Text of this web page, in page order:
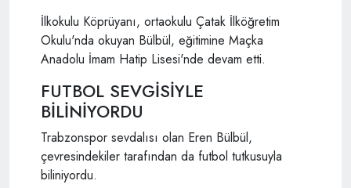
İlkokulu Köprüyanı, ortaokulu Çatak İlköğretim
Okulu'nda okuyan Bülbül, eğitimine Maçka
Anadolu İmam Hatip Lisesi'nde devam etti.
FUTBOL SEVGİSİYLE
BİLİNİYORDU
Trabzonspor sevdalısı olan Eren Bülbül,
çevresindekiler tarafından da futbol tutkusuyla
biliniyordu.